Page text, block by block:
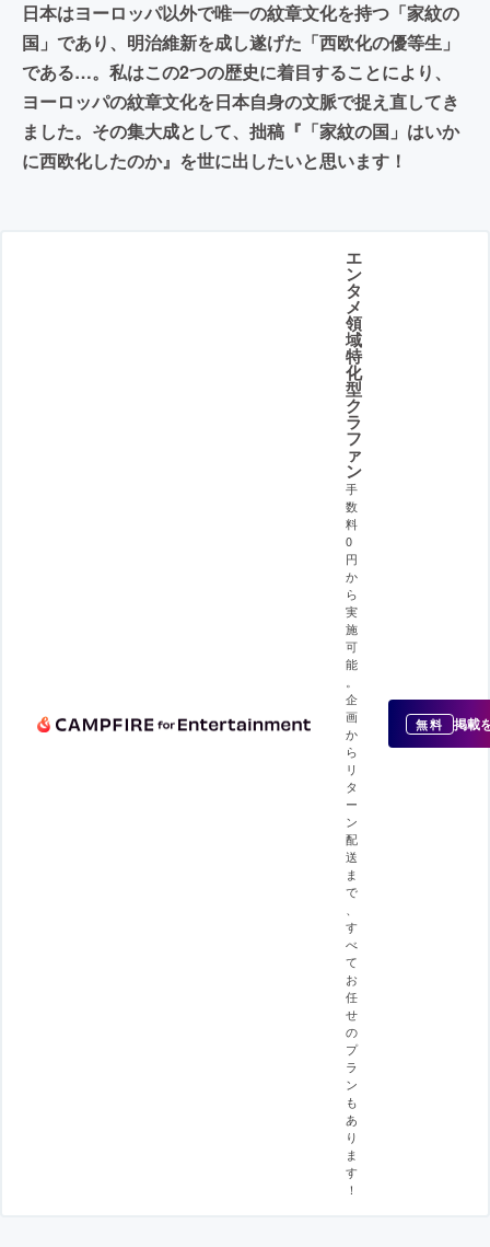
日本はヨーロッパ以外で唯一の紋章文化を持つ「家紋の
国」であり、明治維新を成し遂げた「西欧化の優等生」
である…。私はこの2つの歴史に着目することにより、
ヨーロッパの紋章文化を日本自身の文脈で捉え直してき
ました。その集大成として、拙稿『「家紋の国」はいか
に西欧化したのか』を世に出したいと思います！
エ
ン
タ
メ
領
域
特
化
型
ク
ラ
フ
ァ
ン
手
数
料
0
円
か
ら
実
施
可
能
。
企
画
か
ら
リ
タ
ー
ン
配
送
ま
で
、
す
べ
て
お
任
せ
の
プ
ラ
ン
も
あ
り
ま
す
！
無料 掲載